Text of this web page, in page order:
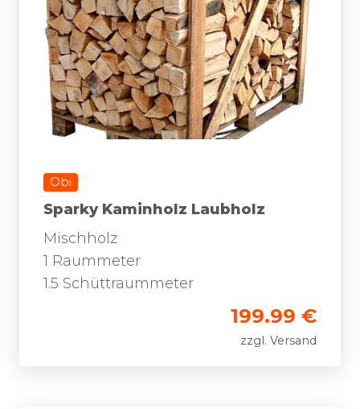
Obi
Sparky Kaminholz Laubholz
Mischholz
1 Raummeter
1.5 Schüttraummeter
199.99 €
zzgl. Versand